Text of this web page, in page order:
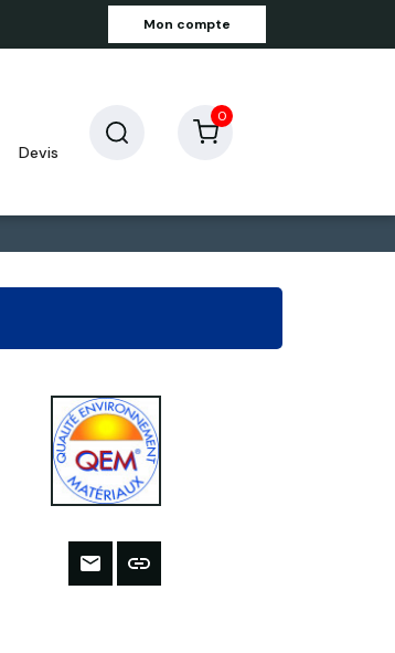
Mon compte
devis
0